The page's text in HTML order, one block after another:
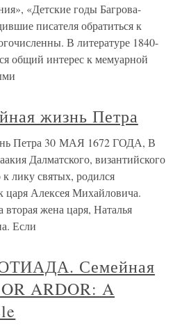
«Детские годы Багрова-
писателя обратиться к
В литературе 1840-
общий интерес к мемуарной
жизнь Петра
Петра 30 МАЯ 1672 ГОДА, В
Далматского, византийского
лику святых, родился
царя Алексея Михайловича.
жена царя, Наталья
Если
Семейная
ARDOR: A